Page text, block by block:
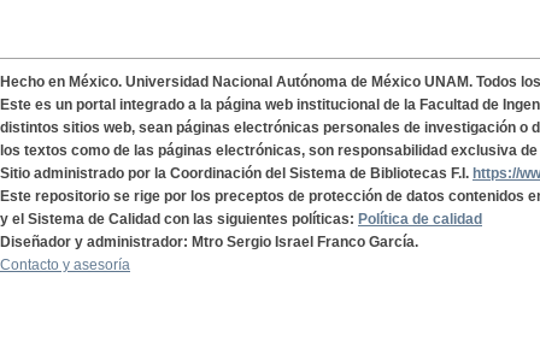
Hecho en México. Universidad Nacional Autónoma de México UNAM. Todos
Este es un portal integrado a la página web institucional de la Facultad de
distintos sitios web, sean páginas electrónicas personales de investigación o
los textos como de las páginas electrónicas, son responsabilidad exclusiva
Sitio administrado por la Coordinación del Sistema de Bibliotecas F.I. https://
Este repositorio se rige por los preceptos de protección de datos contenidos
y el Sistema de Calidad con las siguientes políticas: Política de calidad
Diseñador y administrador: Mtro Sergio Israel Franco García.
Contacto y asesoría